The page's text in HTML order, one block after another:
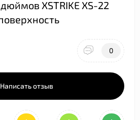
XSTRIKE XS-22
0
Написать отзыв